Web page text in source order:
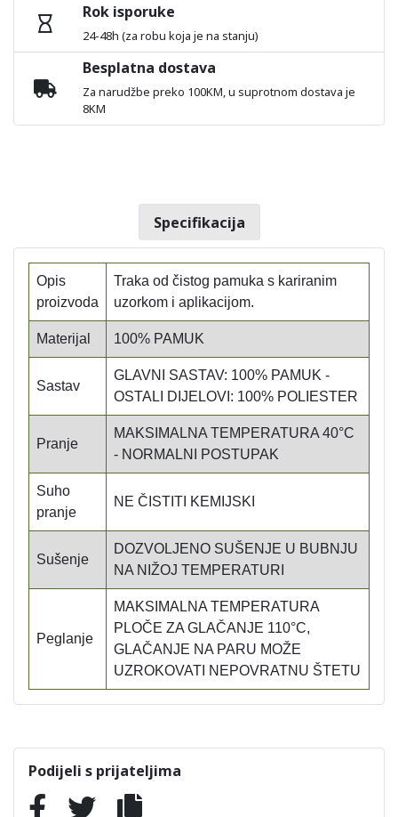
Rok isporuke
24-48h (za robu koja je na stanju)
Besplatna dostava
Za narudžbe preko 100KM, u suprotnom dostava je
8KM
Specifikacija
Opis
proizvoda
Traka od čistog pamuka s kariranim
uzorkom i aplikacijom.
Materijal 100% PAMUK
Sastav
GLAVNI SASTAV: 100% PAMUK -
OSTALI DIJELOVI: 100% POLIESTER
Pranje
MAKSIMALNA TEMPERATURA 40°C
- NORMALNI POSTUPAK
Suho
pranje
NE ČISTITI KEMIJSKI
Sušenje
DOZVOLJENO SUŠENJE U BUBNJU
NA NIŽOJ TEMPERATURI
Peglanje
MAKSIMALNA TEMPERATURA
PLOČE ZA GLAČANJE 110°C,
GLAČANJE NA PARU MOŽE
UZROKOVATI NEPOVRATNU ŠTETU
Podijeli s prijateljima